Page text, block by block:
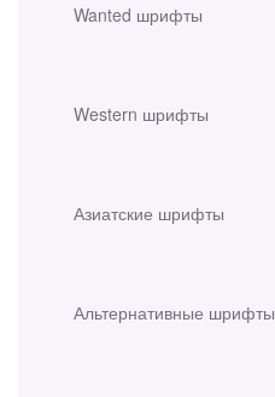
Wanted шрифты
Western шрифты
Азиатские шрифты
Альтернативные шрифты